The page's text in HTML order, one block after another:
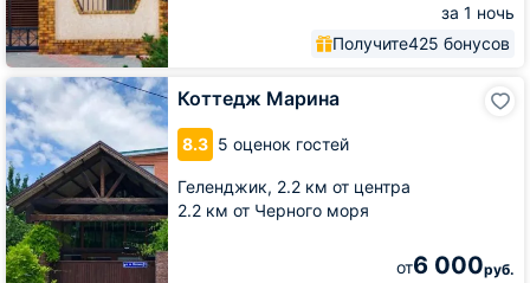
за 1 ночь
Получите425 бонусов
Коттедж Марина
8.3 5 оценок гостей
Геленджик, 2.2 км от центра
2.2 км от Черного моря
от6 000руб.
Коттедж
Марина